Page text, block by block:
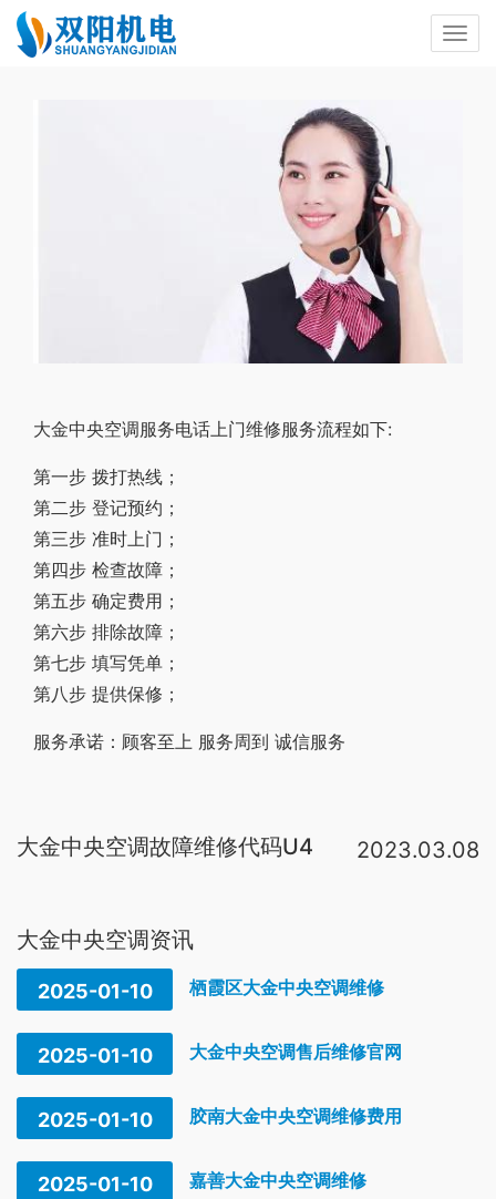
大金中央空调服务电话上门维修服务流程如下:
第一步 拨打热线；
第二步 登记预约；
第三步 准时上门；
第四步 检查故障；
第五步 确定费用；
第六步 排除故障；
第七步 填写凭单；
第八步 提供保修；
服务承诺：顾客至上 服务周到 诚信服务
大金中央空调故障维修代码U4 2023.03.08
大金中央空调资讯
2025-01-10 栖霞区大金中央空调维修
2025-01-10 大金中央空调售后维修官网
2025-01-10 胶南大金中央空调维修费用
2025-01-10 嘉善大金中央空调维修